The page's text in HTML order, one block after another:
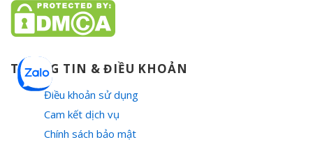
THÔNG TIN & ĐIỀU KHOẢN
Điều khoản sử dụng
Cam kết dịch vụ
Chính sách bảo mật